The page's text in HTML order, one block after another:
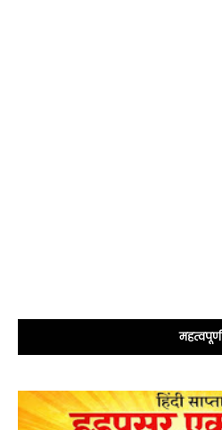
महत्वपूर्ण